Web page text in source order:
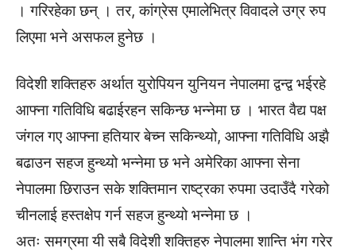
। गरिरहेका छन् । तर, कांग्रेस एमालेभित्र विवादले उग्र रुप
लिएमा भने असफल हुनेछ ।
विदेशी शक्तिहरु अर्थात युरोपियन युनियन नेपालमा द्वन्द्व भईरहे
आफ्ना गतिविधि बढाईरहन सकिन्छ भन्नेमा छ । भारत वैद्य पक्ष
जंगल गए आफ्ना हतियार बेच्न सकिन्थ्यो, आफ्ना गतिविधि अझै
बढाउन सहज हुन्थ्यो भन्नेमा छ भने अमेरिका आफ्ना सेना
नेपालमा छिराउन सके शक्तिमान राष्ट्रका रुपमा उदाउँदै गरेको
चीनलाई हस्तक्षेप गर्न सहज हुन्थ्यो भन्नेमा छ ।
अतः समग्रमा यी सबै विदेशी शक्तिहरु नेपालमा शान्ति भंग गरेर